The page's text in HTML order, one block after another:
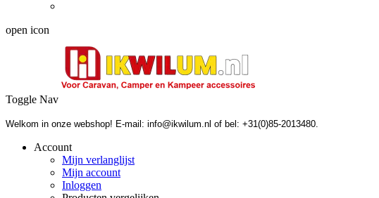
open icon
Toggle Nav
Welkom in onze webshop! E-mail: info@ikwilum.nl of bel: +31(0)85-2013480.
Account
Mijn verlanglijst
Mijn account
Inloggen